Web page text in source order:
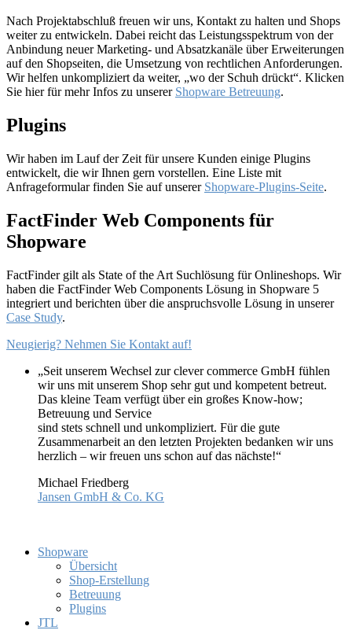
Nach Projektabschluß freuen wir uns, Kontakt zu halten und Shops
weiter zu entwickeln. Dabei reicht das Leistungsspektrum von der
Anbindung neuer Marketing- und Absatzkanäle über Erweiterungen
auf den Shopseiten, die Umsetzung von rechtlichen Anforderungen.
Wir helfen unkompliziert da weiter, „wo der Schuh drückt“. Klicken
Sie hier für mehr Infos zu unserer Shopware Betreuung.
Plugins
Wir haben im Lauf der Zeit für unsere Kunden einige Plugins
entwickelt, die wir Ihnen gern vorstellen. Eine Liste mit
Anfrageformular finden Sie auf unserer Shopware-Plugins-Seite.
FactFinder Web Components für
Shopware
FactFinder gilt als State of the Art Suchlösung für Onlineshops. Wir
haben die FactFinder Web Components Lösung in Shopware 5
integriert und berichten über die anspruchsvolle Lösung in unserer
Case Study.
Neugierig? Nehmen Sie Kontakt auf!
„Seit unserem Wechsel zur clever commerce GmbH fühlen
wir uns mit unserem Shop sehr gut und kompetent betreut.
Das kleine Team verfügt über ein großes Know-how;
Betreuung und Service
sind stets schnell und unkompliziert. Für die gute
Zusammenarbeit an den letzten Projekten bedanken wir uns
herzlich – wir freuen uns schon auf das nächste!“
Michael Friedberg
Jansen GmbH & Co. KG
Shopware
Übersicht
Shop-Erstellung
Betreuung
Plugins
JTL